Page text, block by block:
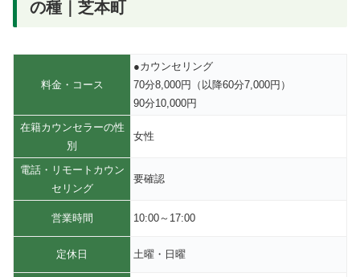
の種｜芝本町
料金・コース
●カウンセリング
70分8,000円（以降60分7,000円）
90分10,000円
在籍カウンセラーの性
別
女性
電話・リモートカウン
セリング
要確認
営業時間 10:00～17:00
定休日 土曜・日曜